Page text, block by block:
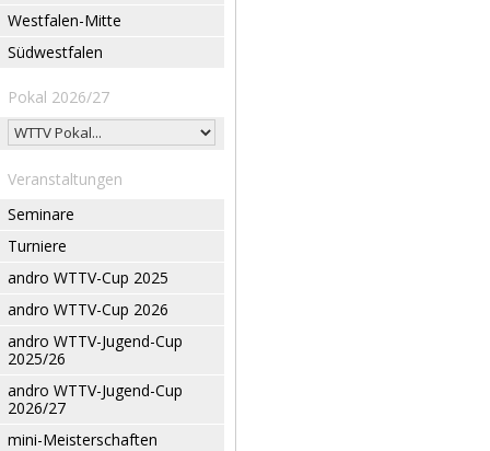
Westfalen-Mitte
Südwestfalen
Pokal 2026/27
Veranstaltungen
Seminare
Turniere
andro WTTV-Cup 2025
andro WTTV-Cup 2026
andro WTTV-Jugend-Cup
2025/26
andro WTTV-Jugend-Cup
2026/27
mini-Meisterschaften